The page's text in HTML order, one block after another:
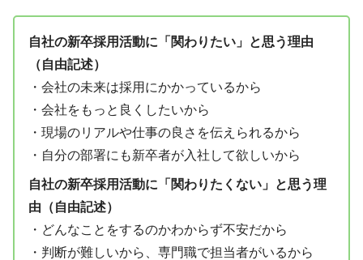
自社の新卒採用活動に「関わりたい」と思う理由
（自由記述）
・会社の未来は採用にかかっているから
・会社をもっと良くしたいから
・現場のリアルや仕事の良さを伝えられるから
・自分の部署にも新卒者が入社して欲しいから
自社の新卒採用活動に「関わりたくない」と思う理
由（自由記述）
・どんなことをするのかわからず不安だから
・判断が難しいから、専門職で担当者がいるから